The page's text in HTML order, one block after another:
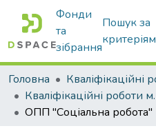
Фонди
та
зібрання
Пошук за
Головна
Кваліфікаційні
ОПП "Соціальна робота"